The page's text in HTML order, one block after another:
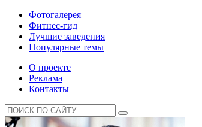
Фотогалерея
Фитнес-гид
Лучшие заведения
Популярные темы
О проекте
Реклама
Контакты